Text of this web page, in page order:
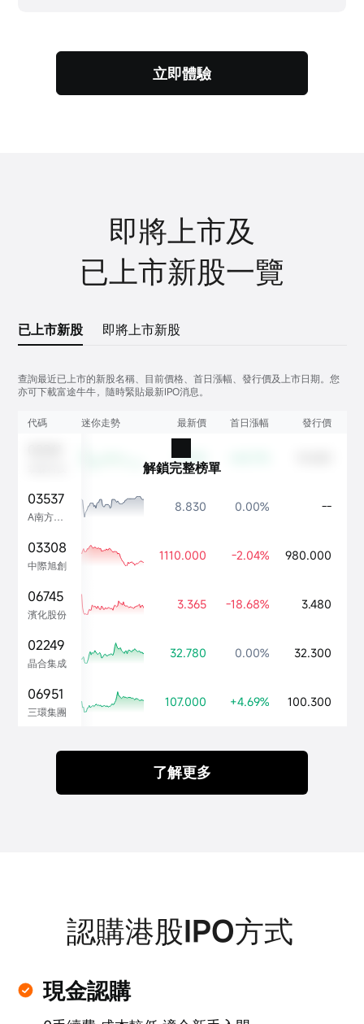
立即體驗
即將上市及
已上市新股一覽
已上市新股 即將上市新股
查詢最近已上市的新股名稱、目前價格、首日漲幅、發行價及上市日期。您
亦可下載富途牛牛，隨時緊貼最新IPO消息。
代碼 迷你走勢 最新價 首日漲幅 發行價
A南方韓國備兌
03537
中際旭創
03308
濱化股份
06745
晶合集成
02249
三環集團
06951
17.100
8.830 0.00% --
1110.000 -2.04% 980.000
3.365 -18.68% 3.480
32.780 0.00% 32.300
107.000 +4.69% 100.300
解鎖完整榜單
了解更多
認購港股IPO方式
現金認購